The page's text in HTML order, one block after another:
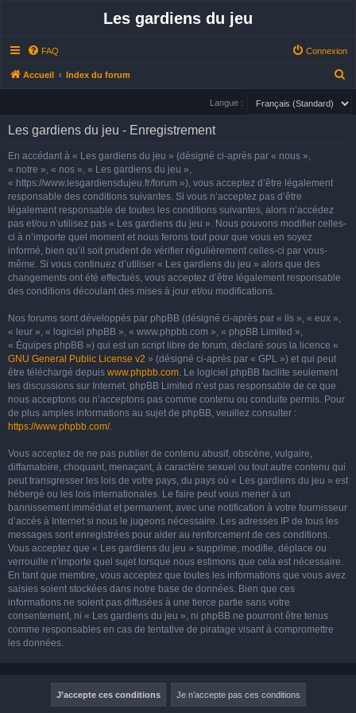
Les gardiens du jeu
FAQ Connexion
Accueil Index du forum
Langue :
Les gardiens du jeu - Enregistrement
En accédant à « Les gardiens du jeu » (désigné ci-après par « nous »,
« notre », « nos », « Les gardiens du jeu »,
« https://www.lesgardiensdujeu.fr/forum »), vous acceptez d’être légalement
responsable des conditions suivantes. Si vous n’acceptez pas d’être
légalement responsable de toutes les conditions suivantes, alors n’accédez
pas et/ou n’utilisez pas « Les gardiens du jeu ». Nous pouvons modifier celles-
ci à n’importe quel moment et nous ferons tout pour que vous en soyez
informé, bien qu’il soit prudent de vérifier régulièrement celles-ci par vous-
même. Si vous continuez d’utiliser « Les gardiens du jeu » alors que des
changements ont été effectués, vous acceptez d’être légalement responsable
des conditions découlant des mises à jour et/ou modifications.
Nos forums sont développés par phpBB (désigné ci-après par « ils », « eux »,
« leur », « logiciel phpBB », « www.phpbb.com », « phpBB Limited »,
« Équipes phpBB ») qui est un script libre de forum, déclaré sous la licence «
GNU General Public License v2 » (désigné ci-après par « GPL ») et qui peut
être téléchargé depuis www.phpbb.com. Le logiciel phpBB facilite seulement
les discussions sur Internet. phpBB Limited n’est pas responsable de ce que
nous acceptons ou n’acceptons pas comme contenu ou conduite permis. Pour
de plus amples informations au sujet de phpBB, veuillez consulter :
https://www.phpbb.com/.
Vous acceptez de ne pas publier de contenu abusif, obscène, vulgaire,
diffamatoire, choquant, menaçant, à caractère sexuel ou tout autre contenu qui
peut transgresser les lois de votre pays, du pays où « Les gardiens du jeu » est
hébergé ou les lois internationales. Le faire peut vous mener à un
bannissement immédiat et permanent, avec une notification à votre fournisseur
d’accès à Internet si nous le jugeons nécessaire. Les adresses IP de tous les
messages sont enregistrées pour aider au renforcement de ces conditions.
Vous acceptez que « Les gardiens du jeu » supprime, modifie, déplace ou
verrouille n’importe quel sujet lorsque nous estimons que cela est nécessaire.
En tant que membre, vous acceptez que toutes les informations que vous avez
saisies soient stockées dans notre base de données. Bien que ces
informations ne soient pas diffusées à une tierce partie sans votre
consentement, ni « Les gardiens du jeu », ni phpBB ne pourront être tenus
comme responsables en cas de tentative de piratage visant à compromettre
les données.